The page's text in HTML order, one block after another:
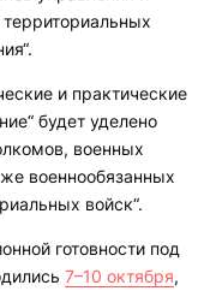
и практические
будет уделено
военных
военнообязанных
войск“.
готовности под
7–10 октября,